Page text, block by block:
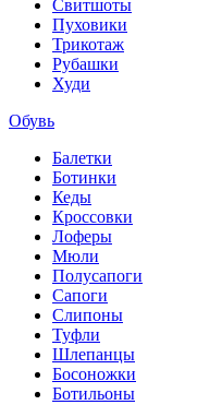
Свитшоты
Пуховики
Трикотаж
Рубашки
Худи
Обувь
Балетки
Ботинки
Кеды
Кроссовки
Лоферы
Мюли
Полусапоги
Сапоги
Слипоны
Туфли
Шлепанцы
Босоножки
Ботильоны